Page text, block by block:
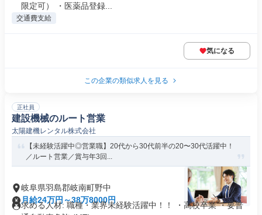
限定可） ・医薬品登録...
交通費支給
気になる
この企業の類似求人を見る
正社員
建設機械のルート営業
太陽建機レンタル株式会社
【未経験活躍中◎営業職】20代から30代前半の20〜30代活躍中！
／ルート営業／賞与年3回...
岐阜県羽島郡岐南町野中
月給24万円～38万8000円
求める人材: 職種・業界未経験活躍中！！ ・高校卒業 ・要普